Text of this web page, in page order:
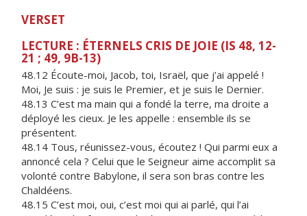
VERSET
LECTURE : ÉTERNELS CRIS DE JOIE (IS 48, 12-
21 ; 49, 9B-13)
48.12 Écoute-moi, Jacob, toi, Israël, que j’ai appelé !
Moi, Je suis : je suis le Premier, et je suis le Dernier.
48.13 C’est ma main qui a fondé la terre, ma droite a
déployé les cieux. Je les appelle : ensemble ils se
présentent.
48.14 Tous, réunissez-vous, écoutez ! Qui parmi eux a
annoncé cela ? Celui que le Seigneur aime accomplit sa
volonté contre Babylone, il sera son bras contre les
Chaldéens.
48.15 C’est moi, oui, c’est moi qui ai parlé, qui l’ai